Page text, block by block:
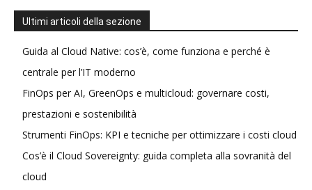
Ultimi articoli della sezione
Guida al Cloud Native: cos’è, come funziona e perché è
centrale per l’IT moderno
FinOps per AI, GreenOps e multicloud: governare costi,
prestazioni e sostenibilità
Strumenti FinOps: KPI e tecniche per ottimizzare i costi cloud
Cos’è il Cloud Sovereignty: guida completa alla sovranità del
cloud